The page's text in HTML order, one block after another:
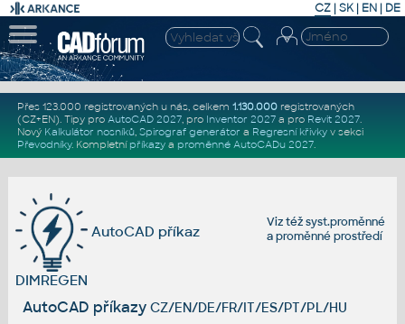
CZ | SK| EN | DE
Přes 123.000 registrovaných u nás, celkem 1.130.000registrovaných
(CZ+EN). Tipy pro AutoCAD 2027, pro Inventor 2027a pro Revit 2027.
Nový Kalkulátor nosníků, Spirograf generátor a Regresní křivkyv sekci
Převodníky. Kompletní příkazya proměnné AutoCADu 2027.
Viz téžsyst.proměnné
aproměnné prostředí
AutoCAD příkaz
DIMREGEN
AutoCAD příkazy CZ/EN/DE/FR/IT/ES/PT/PL/HU